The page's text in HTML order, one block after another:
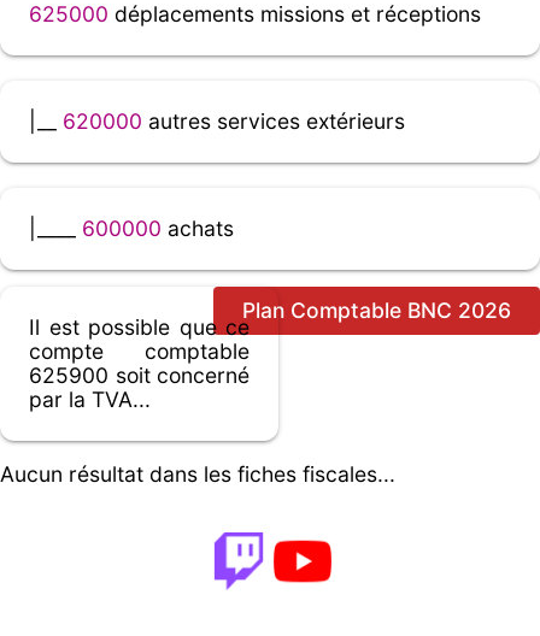
625000 déplacements missions et réceptions
620000 autres services extérieurs
600000 achats
Plan Comptable BNC 2026
Il est possible que ce
compte comptable
625900 soit concerné
par la TVA...
Aucun résultat dans les fiches fiscales...